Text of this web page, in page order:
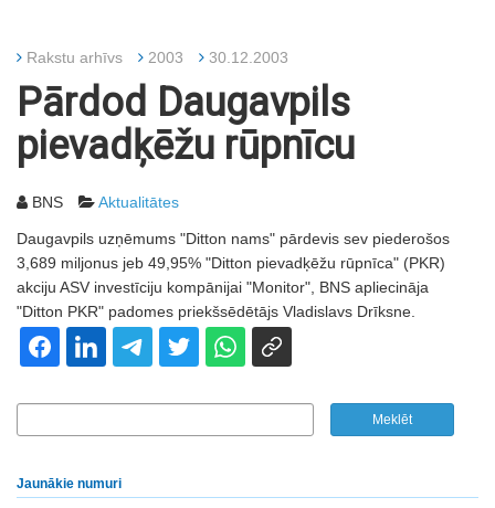
Rakstu arhīvs 2003 30.12.2003
Pārdod Daugavpils
pievadķēžu rūpnīcu
BNS Aktualitātes
Daugavpils uzņēmums "Ditton nams" pārdevis sev piederošos
3,689 miljonus jeb 49,95% "Ditton pievadķēžu rūpnīca" (PKR)
akciju ASV investīciju kompānijai "Monitor", BNS apliecināja
"Ditton PKR" padomes priekšsēdētājs Vladislavs Drīksne.
Jaunākie numuri